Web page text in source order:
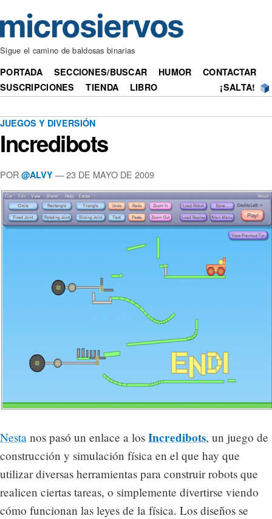
Sigue el camino de baldosas binarias
PORTADA SECCIONES/BUSCAR HUMOR
CONTACTAR
SUSCRIPCIONES
TIENDA LIBRO ¡SALTA!
JUEGOS Y DIVERSIÓN
Incredibots
POR @ALVY — 23 DE MAYO DE 2009
Nesta nos pasó un enlace a los Incredibots, un juego de
construcción y simulación física en el que hay que
utilizar diversas herramientas para construir robots que
realicen ciertas tareas, o simplemente divertirse viendo
cómo funcionan las leyes de la física. Los diseños se